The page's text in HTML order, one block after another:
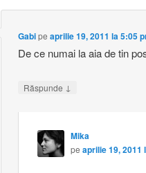
Gabipeaprilie 19, 2011 la 5:05
De ce numai la aia de tin
Răspunde ↓
Mika
pe aprilie 19, 2011